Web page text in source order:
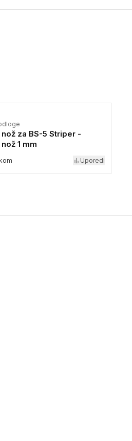
za BS-5 Striper -
1 mm
Uporedi